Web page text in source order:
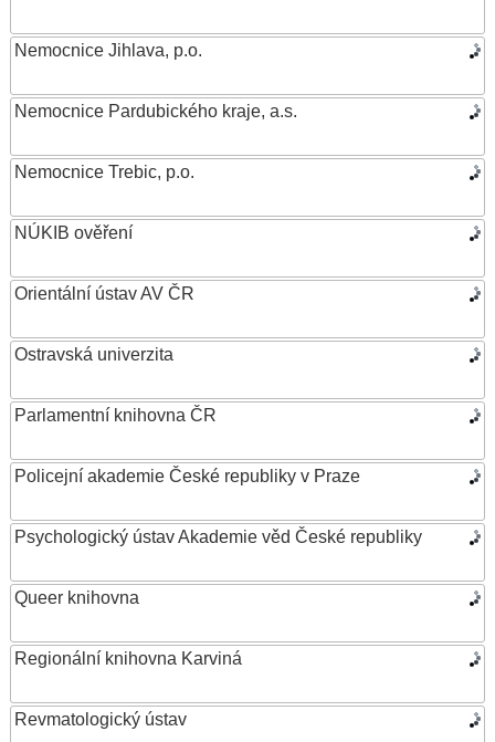
Nemocnice Jihlava, p.o.
Nemocnice Pardubického kraje, a.s.
Nemocnice Trebic, p.o.
NÚKIB ověření
Orientální ústav AV ČR
Ostravská univerzita
Parlamentní knihovna ČR
Policejní akademie České republiky v Praze
Psychologický ústav Akademie věd České republiky
Queer knihovna
Regionální knihovna Karviná
Revmatologický ústav